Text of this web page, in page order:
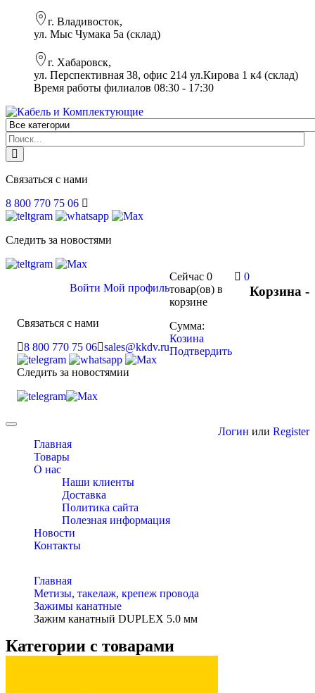
г. Владивосток,
ул. Мыс Чумака 5а (склад)
г. Хабаровск,
ул. Перспективная 38, офис 214 ул.Кирова 1 к4 (склад)
Время работы филиалов 08:30 - 17:30
Связаться с нами
8 800 770 75 06
Следить за новостями
Корзина -
0
Сейчас 0
товар(ов) в
корзине
Сумма:
Козина
Подтвердить
Войти Мой профиль
Связаться с нами
8 800 770 75 06 sales@kkdv.ru
Следить за новостямии
Toggle
navigationГлавная
Товары
О нас
Наши клиенты
Доставка
Политика сайта
Полезная информация
Новости
Контакты
Логин или Register
Главная
Метизы, такелаж, крепеж провода
Зажимы канатные
Зажим канатный DUPLEX 5.0 мм
Категории с товарами